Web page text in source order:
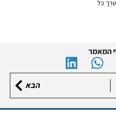
כל
המאמר
הבא